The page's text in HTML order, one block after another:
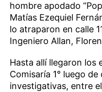
hombre apodado
Matías Ezequiel
lo atraparon en calle
Ingeniero Allan,
Hasta allí llegaron los
Comisaría 1° luego
investigativas, entre